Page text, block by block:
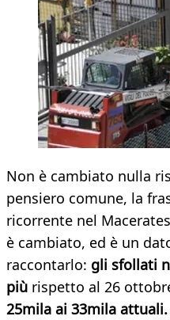
Non è cambiato nulla
pensiero comune, la
ricorrente nel
è cambiato, ed è un
raccontarlo: gli sfollati
più rispetto al 26
25mila ai 33mila attuali.